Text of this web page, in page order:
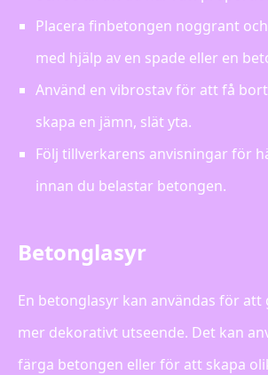
Placera finbetongen noggrant
med hjälp av en spade eller en
Använd en vibrostav för att få
skapa en jämn, slät yta.
Följ tillverkarens anvisningar för
innan du belastar betongen.
Betonglasyr
En betonglasyr kan användas för
mer dekorativt utseende. Det kan
färga betongen eller för att skapa